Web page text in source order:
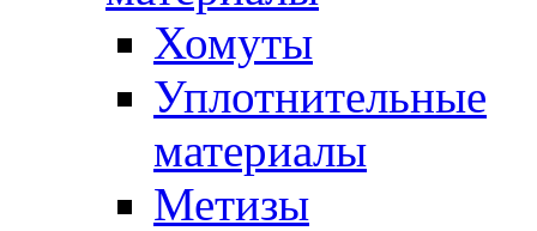
Хомуты
Уплотнительные
материалы
Метизы